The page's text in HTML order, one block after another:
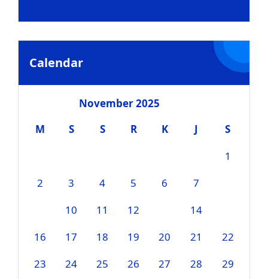
Calendar
November 2025
M
S S R K J
S
1
2
3 4 5 6 7
10 11 12 14
16
17 18 19 20 21
22
23
24 25 26 27 28
29